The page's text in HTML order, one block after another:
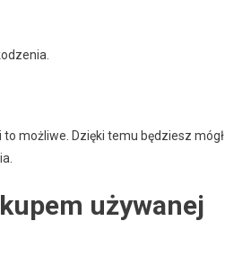
możliwe. Dzięki temu będziesz mógł
używanej